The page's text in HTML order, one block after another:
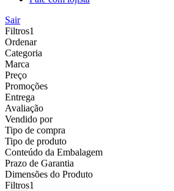
Sair
Filtros1
Ordenar
Categoria
Marca
Preço
Promoções
Entrega
Avaliação
Vendido por
Tipo de compra
Tipo de produto
Conteúdo da Embalagem
Prazo de Garantia
Dimensões do Produto
Filtros1